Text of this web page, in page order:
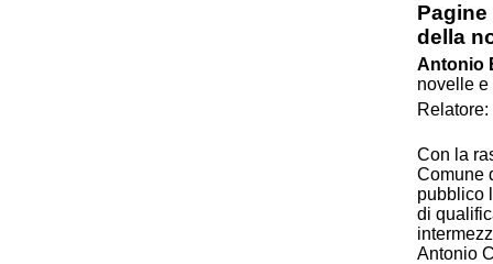
della
Antonio
novelle e
Relatore:
Con la
Comune
pubblico
di
Antonio